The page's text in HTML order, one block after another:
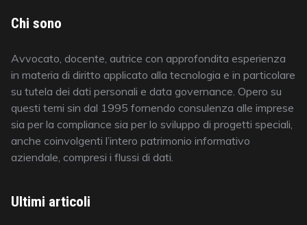
Chi sono
Avvocato, docente, autrice con approfondita esperienza
in materia di diritto applicato alla tecnologia e in particolare
su tutela dei dati personali e data governance. Opero su
questi temi sin dal 1995 fornendo consulenza alle imprese
sia per la compliance sia per lo sviluppo di progetti speciali,
anche coinvolgenti l’intero patrimonio informativo
aziendale, compresi i flussi di dati.
Ultimi articoli